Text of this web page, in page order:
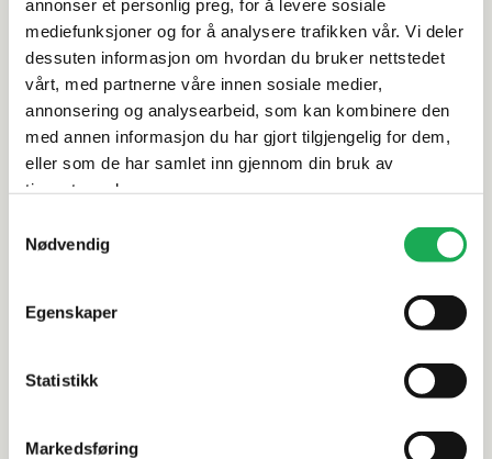
annonser et personlig preg, for å levere sosiale
mediefunksjoner og for å analysere trafikken vår. Vi deler
dessuten informasjon om hvordan du bruker nettstedet
vårt, med partnerne våre innen sosiale medier,
annonsering og analysearbeid, som kan kombinere den
med annen informasjon du har gjort tilgjengelig for dem,
eller som de har samlet inn gjennom din bruk av
tjenestene deres.
Nødvendig
Egenskaper
Statistikk
Markedsføring
Rengjøring og vedlikehold
Leveringsinformasjon
Dokumentasjon
Alternative produkter
LINC 20 ORIGINAL Sidefastfelt 77,5,
-20%
ARC 20
-20%
INR